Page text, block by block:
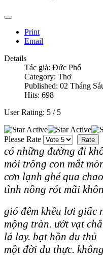
Print
Email
Details
Tác giả: Đức Phổ
Category: Thơ
Published: 02 Tháng
Hits: 698
User Rating: 5 / 5
Please Rate
có những đường đi
mỏi trông con mắt
cơn lạnh ghé qua
tình nồng rót mãi
gió đêm khều lơi giấc
mộng tràn. ướt vạt
lá lay. bạt hồn du thủ
một đời du thực.